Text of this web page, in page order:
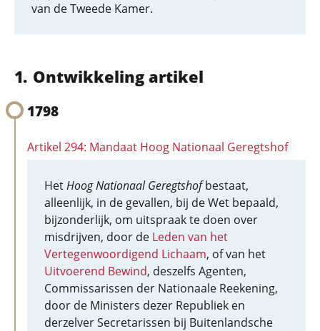
van de Tweede Kamer.
Ontwikkeling artikel
1798
Artikel 294: Mandaat Hoog Nationaal Geregtshof
HetHoog Nationaal Geregtshofbestaat,
alleenlijk, in de gevallen, bij de Wet bepaald,
bijzonderlijk, om uitspraak te doen over
misdrijven, door de Leden van het
Vertegenwoordigend Lichaam, of van het
Uitvoerend Bewind, deszelfs Agenten,
Commissarissen der Nationaale Reekening,
door de Ministers dezer Republiek en
derzelver Secretarissen bij Buitenlandsche